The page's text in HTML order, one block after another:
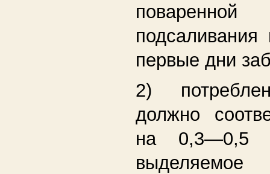
первые дни
2)
должно
на 0,3—0,5